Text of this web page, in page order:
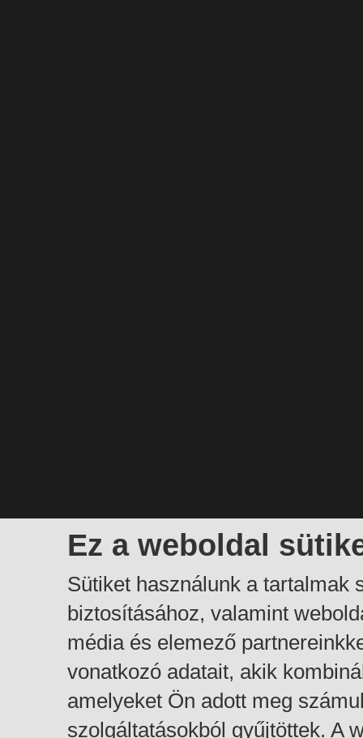
Ez a weboldal
Sütiket használunk a tartalmak
biztosításához, valamint
média és elemező
vonatkozó adatait, akik
amelyeket Ön adott meg
szolgáltatásokból gyűjtöttek. A